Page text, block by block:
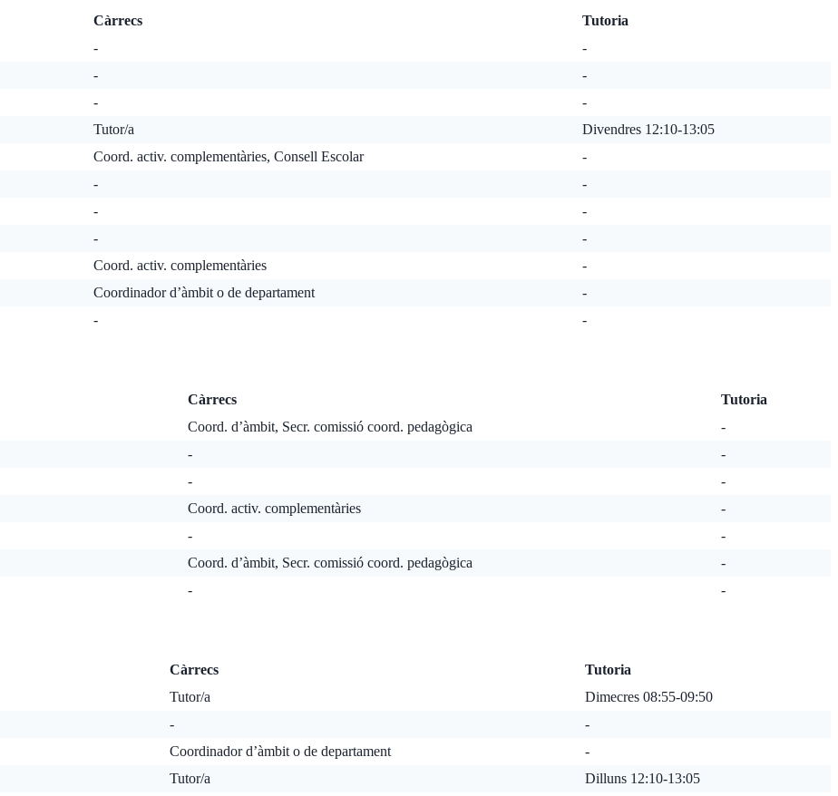
Càrrecs
Tutoria
-
-
-
-
-
-
Tutor/a
Divendres 12:10-13:05
Coord. activ. complementàries, Consell Escolar
-
-
-
-
-
-
-
Coord. activ. complementàries
-
Coordinador d’àmbit o de departament
-
- -
Càrrecs
Tutoria
Coord. d’àmbit, Secr. comissió coord. pedagògica
-
-
-
-
-
Coord. activ. complementàries
-
-
-
Coord. d’àmbit, Secr. comissió coord. pedagògica
-
- -
Càrrecs
Tutoria
Tutor/a
Dimecres 08:55-09:50
-
-
Coordinador d’àmbit o de departament
-
Tutor/a
Dilluns 12:10-13:05